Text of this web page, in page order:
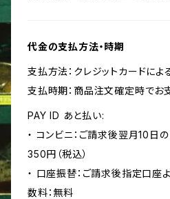
代金の支払方法・時期
支払方法：クレジットカードによ
支払時期：商品注文確定時でお
PAY ID あと払い:
・ コンビニ：ご請求後翌月10日
350円（税込）
・ 口座振替：ご請求後指定口座
数料：無料